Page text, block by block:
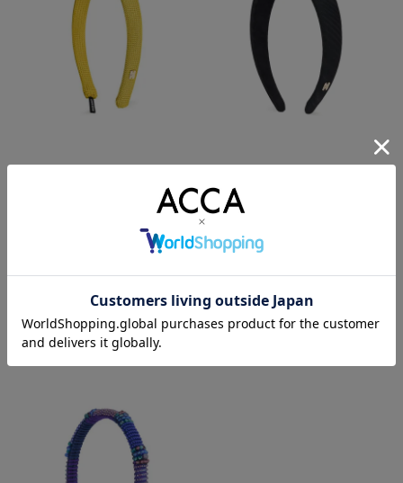
44,000
あなたが最近見たアイテム